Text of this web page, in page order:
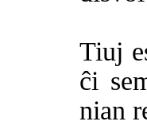
Tiuj
ĉi
nian